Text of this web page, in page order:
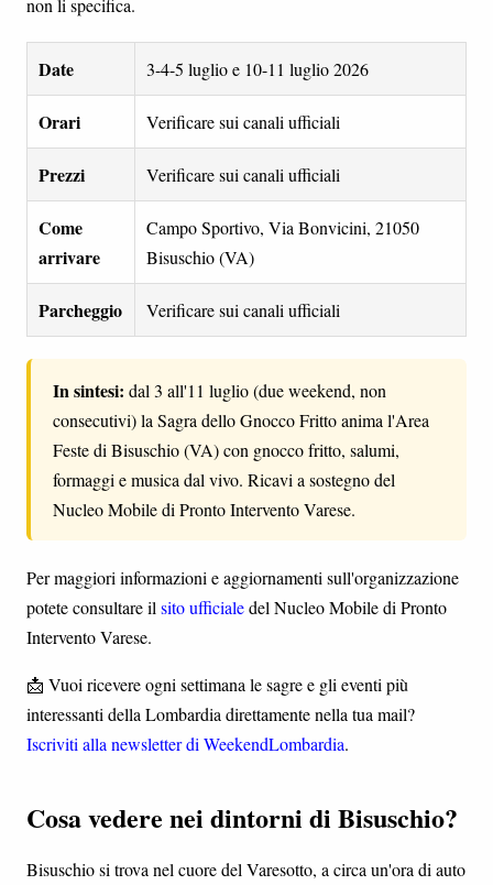
non li specifica.
Date 3-4-5 luglio e 10-11 luglio 2026
Orari Verificare sui canali ufficiali
Prezzi Verificare sui canali ufficiali
Come
arrivare
Campo Sportivo, Via Bonvicini, 21050
Bisuschio (VA)
Parcheggio Verificare sui canali ufficiali
In sintesi: dal 3 all'11 luglio (due weekend, non
consecutivi) la Sagra dello Gnocco Fritto anima l'Area
Feste di Bisuschio (VA) con gnocco fritto, salumi,
formaggi e musica dal vivo. Ricavi a sostegno del
Nucleo Mobile di Pronto Intervento Varese.
Per maggiori informazioni e aggiornamenti sull'organizzazione
potete consultare il sito ufficialedel Nucleo Mobile di Pronto
Intervento Varese.
📩 Vuoi ricevere ogni settimana le sagre e gli eventi più
interessanti della Lombardia direttamente nella tua mail?
Iscriviti alla newsletter di WeekendLombardia.
Cosa vedere nei dintorni di Bisuschio?
Bisuschio si trova nel cuore del Varesotto, a circa un'ora di auto